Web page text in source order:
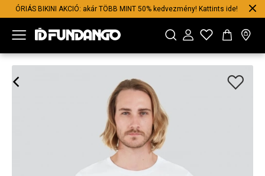
ÓRIÁS BIKINI AKCIÓ: akár TÖBB MINT 50% kedvezmény! Kattints ide!